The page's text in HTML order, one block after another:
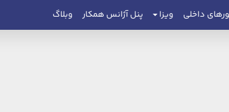
داخلی ویزا پنل آژانس همکار وبلاگ